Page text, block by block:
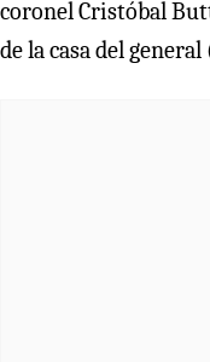
coronel Cristóbal
de la casa del